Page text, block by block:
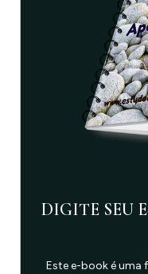
DIGITE SEU
Este e-book é